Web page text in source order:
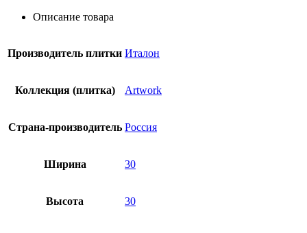
Описание товара
Производитель плитки Италон
Коллекция (плитка) Artwork
Страна-производитель Россия
Ширина 30
Высота 30